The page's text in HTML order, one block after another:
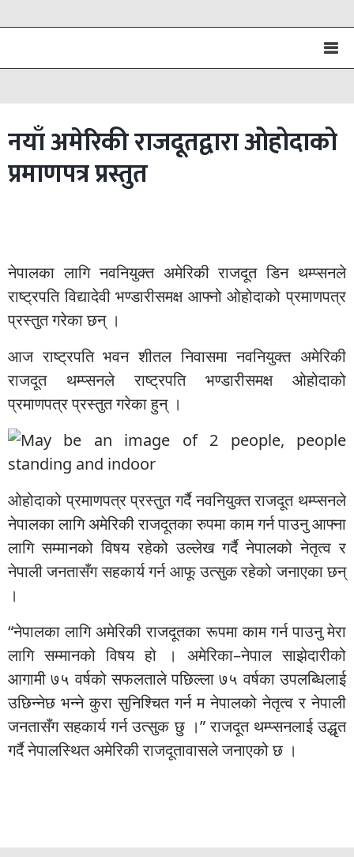
नयाँ अमेरिकी राजदूतद्वारा ओहोदाको
प्रमाणपत्र प्रस्तुत
नेपालका लागि नवनियुक्त अमेरिकी राजदूत डिन थम्प्सनले
राष्ट्रपति विद्यादेवी भण्डारीसमक्ष आफ्नो ओहोदाको प्रमाणपत्र
प्रस्तुत गरेका छन् ।
आज राष्ट्रपति भवन शीतल निवासमा नवनियुक्त अमेरिकी
राजदूत थम्प्सनले राष्ट्रपति भण्डारीसमक्ष ओहोदाको
प्रमाणपत्र प्रस्तुत गरेका हुन् ।
ओहोदाको प्रमाणपत्र प्रस्तुत गर्दै नवनियुक्त राजदूत थम्प्सनले
नेपालका लागि अमेरिकी राजदूतका रुपमा काम गर्न पाउनु आफ्ना
लागि सम्मानको विषय रहेको उल्लेख गर्दै नेपालको नेतृत्व र
नेपाली जनतासँग सहकार्य गर्न आफू उत्सुक रहेको जनाएका छन्
।
“नेपालका लागि अमेरिकी राजदूतका रूपमा काम गर्न पाउनु मेरा
लागि सम्मानको विषय हो । अमेरिका–नेपाल साझेदारीको
आगामी ७५ वर्षको सफलताले पछिल्ला ७५ वर्षका उपलब्धिलाई
उछिन्नेछ भन्ने कुरा सुनिश्चित गर्न म नेपालको नेतृत्व र नेपाली
जनतासँग सहकार्य गर्न उत्सुक छु ।” राजदूत थम्प्सनलाई उद्धृत
गर्दै नेपालस्थित अमेरिकी राजदूतावासले जनाएको छ ।